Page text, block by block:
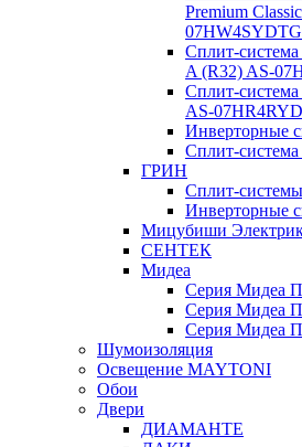
Premium
Сплит-
A (R32) AS-
Сплит-
AS-
Инверторные
Сплит-
ГРИН
Сплит-
Инверторные
Мицубиши
СЕНТЕК
Мидеа
Серия Мидеа
Серия Мидеа
Серия Мидеа
Шумоизоляция
Освещение MAYTONI
Обои
Двери
ДИАМАНТЕ